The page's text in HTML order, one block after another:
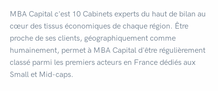
MBA Capital c'est 10 Cabinets experts du haut de bilan au
cœur des tissus économiques de chaque région. Être
proche de ses clients, géographiquement comme
humainement, permet à MBA Capital d'être régulièrement
classé parmi les premiers acteurs en France dédiés aux
Small et Mid-caps.